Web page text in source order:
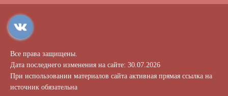
Все права защищены.
Дата последнего изменения на сайте: 30.07.2026
При использовании материалов сайта активная прямая ссылка на
источник обязательна